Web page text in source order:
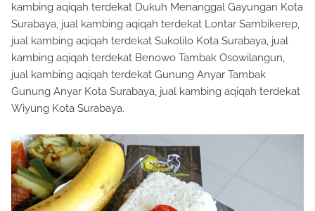
kambing aqiqah terdekat Dukuh Menanggal Gayungan Kota
Surabaya, jual kambing aqiqah terdekat Lontar Sambikerep,
jual kambing aqiqah terdekat Sukolilo Kota Surabaya, jual
kambing aqiqah terdekat Benowo Tambak Osowilangun,
jual kambing aqiqah terdekat Gunung Anyar Tambak
Gunung Anyar Kota Surabaya, jual kambing aqiqah terdekat
Wiyung Kota Surabaya.